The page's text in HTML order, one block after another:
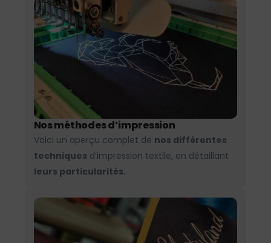
Nos méthodes d’impression
Voici un aperçu complet de nos différentes
techniques d’impression textile, en détaillant
leurs particularités.